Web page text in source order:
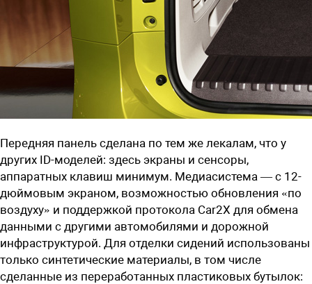
Передняя панель сделана по тем же лекалам, что у
других ID-моделей: здесь экраны и сенсоры,
аппаратных клавиш минимум. Медиасистема — с 12-
дюймовым экраном, возможностью обновления «по
воздуху» и поддержкой протокола Car2X для обмена
данными с другими автомобилями и дорожной
инфраструктурой. Для отделки сидений использованы
только синтетические материалы, в том числе
сделанные из переработанных пластиковых бутылок: